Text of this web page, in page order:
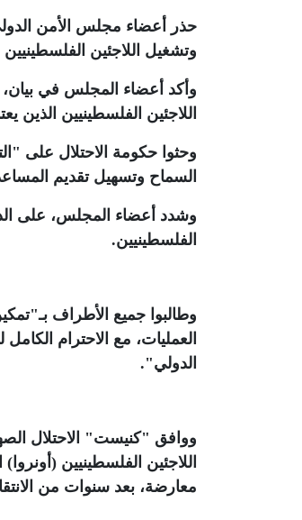
حذر أعضاء مجلس الأمن
وتشغيل اللاجئين الفلسطينيين
وأكد أعضاء المجلس في
اللاجئين الفلسطينيين
وحثوا حكومة الاحتلال على
السماح وتسهيل تقديم
وشدد أعضاء المجلس، على
الفلسطينيين.
وطالبوا جميع الأطراف
العمليات، مع الاحترام الكامل
الدولي".
ووافق "كنيست" الاحتلال
معارضة، بعد سنوات من